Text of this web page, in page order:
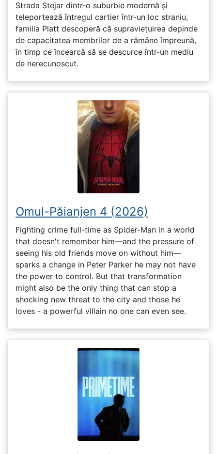
Strada Stejar dintr-o suburbie modernă și
teleportează întregul cartier într-un loc straniu,
familia Platt descoperă că supraviețuirea depinde
de capacitatea membrilor de a rămâne împreună,
în timp ce încearcă să se descurce într-un mediu
de nerecunoscut.
Omul-Păianjen 4 (2026)
Fighting crime full-time as Spider-Man in a world
that doesn't remember him—and the pressure of
seeing his old friends move on without him—
sparks a change in Peter Parker he may not have
the power to control. But that transformation
might also be the only thing that can stop a
shocking new threat to the city and those he
loves - a powerful villain no one can even see.